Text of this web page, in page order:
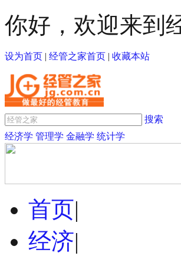
你好，欢迎来到
设为首页 | 经管之家首页 | 收藏本站
搜索
经济学 管理学 金融学 统计学
首页|
经济|